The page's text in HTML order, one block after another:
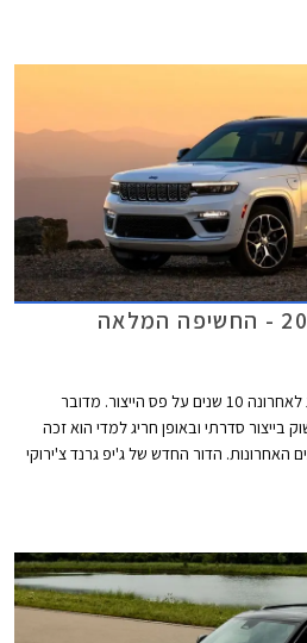
ג'יפ גרנד צ'ירוקי מהדור היוצא חגג לאחרונה 10 שנים על פס הייצור. מדובר
בייצור סדרתי ובאופן חריג למדי הוא זכה
האחרונות. הדור החדש של ג'יפ גרנד צ'ירוקי